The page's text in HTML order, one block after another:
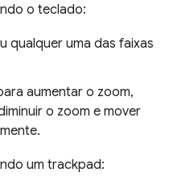
o teclado:
qualquer uma das faixas
aumentar o zoom,
o zoom e mover
um trackpad: